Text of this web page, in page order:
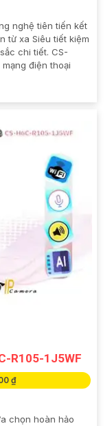
nghệ tiên tiến kết
từ xa Siêu tiết kiệm
chi tiết. CS-
điện thoại
R105-1J5WF
₫
chọn hoàn hảo